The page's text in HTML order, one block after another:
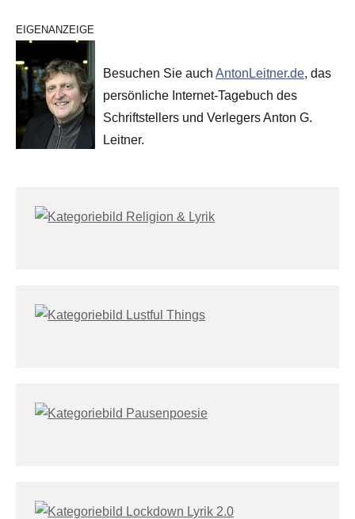
EIGENANZEIGE
Besuchen Sie auch AntonLeitner.de, das
persönliche Internet-Tagebuch des
Schriftstellers und Verlegers Anton G.
Leitner.